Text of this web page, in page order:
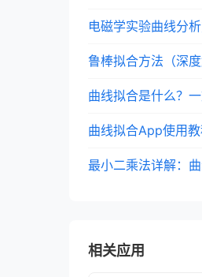
电磁学实验曲线分
鲁棒拟合方法（深度
曲线拟合是什么？
曲线拟合App使用
最小二乘法详解：
相关应用